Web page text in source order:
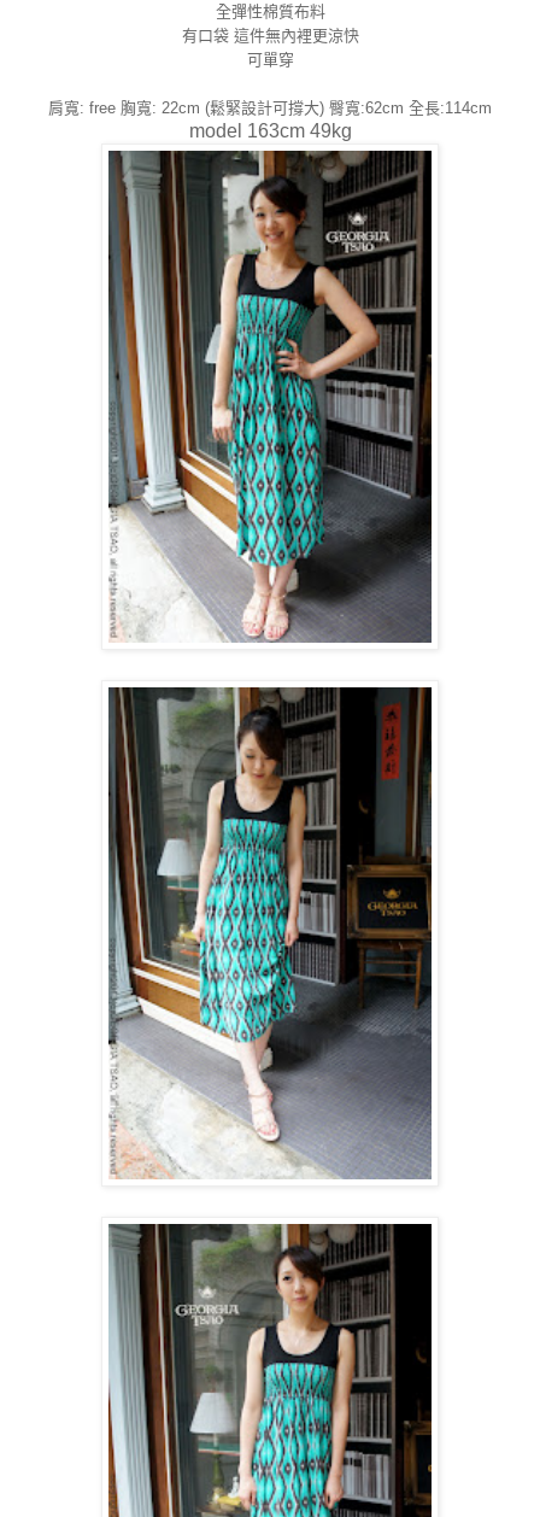
全彈性棉質布料
有口袋 這件無內裡更涼快
可單穿
肩寬: free 胸寬: 22cm (鬆緊設計可撐大) 臀寬:62cm 全長:114cm
model 163cm 49kg